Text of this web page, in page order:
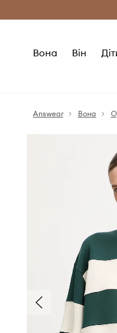
Вона Він
Answear Вона